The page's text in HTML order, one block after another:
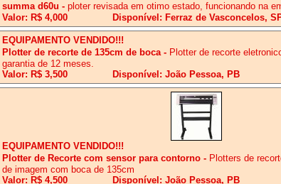
summa d60u - ploter revisada em otimo estado, funcionando na
Valor: R$ 4,000
Disponível: Ferraz de Vasconcelos,
EQUIPAMENTO VENDIDO!!!
Plotter de recorte de 135cm de boca - Plotter de recorte
garantia de 12 meses.
Valor: R$ 3,500
Disponível: João Pessoa, PB
EQUIPAMENTO VENDIDO!!!
Plotter de Recorte com sensor para contorno - Plotters de
de imagem com boca de 135cm
Valor: R$ 4,500
Disponível: João Pessoa, PB